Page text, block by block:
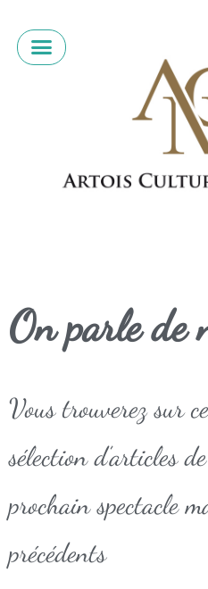
On parle de
Vous trouverez sur
sélection d’articles
prochain spectacle
précédents